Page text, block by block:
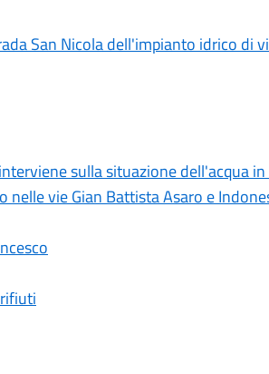
San Nicola dell'impianto idrico di
sulla situazione dell'acqua
vie Gian Battista Asaro e